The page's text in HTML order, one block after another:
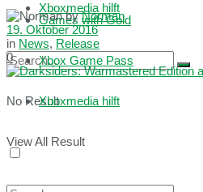
Xboxmedia hilft
No Result
View All Result
Games with Gold
Xbox Game Pass
Xboxmedia hilft
by Norman
19. Oktober 2016
in News, Release
0